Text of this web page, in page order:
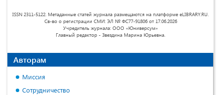
ISSN 2311-5122. Метаданные статей журнала размещаются на платформе eLIBRARY.RU.
Св-во о регистрации СМИ: ЭЛ № ФС77-91806 от 17.06.2026
Учредитель журнала: ООО «Юниверсум»
Главный редактор - Звездина Марина Юрьевна.
Авторам
Миссия
Сотрудничество